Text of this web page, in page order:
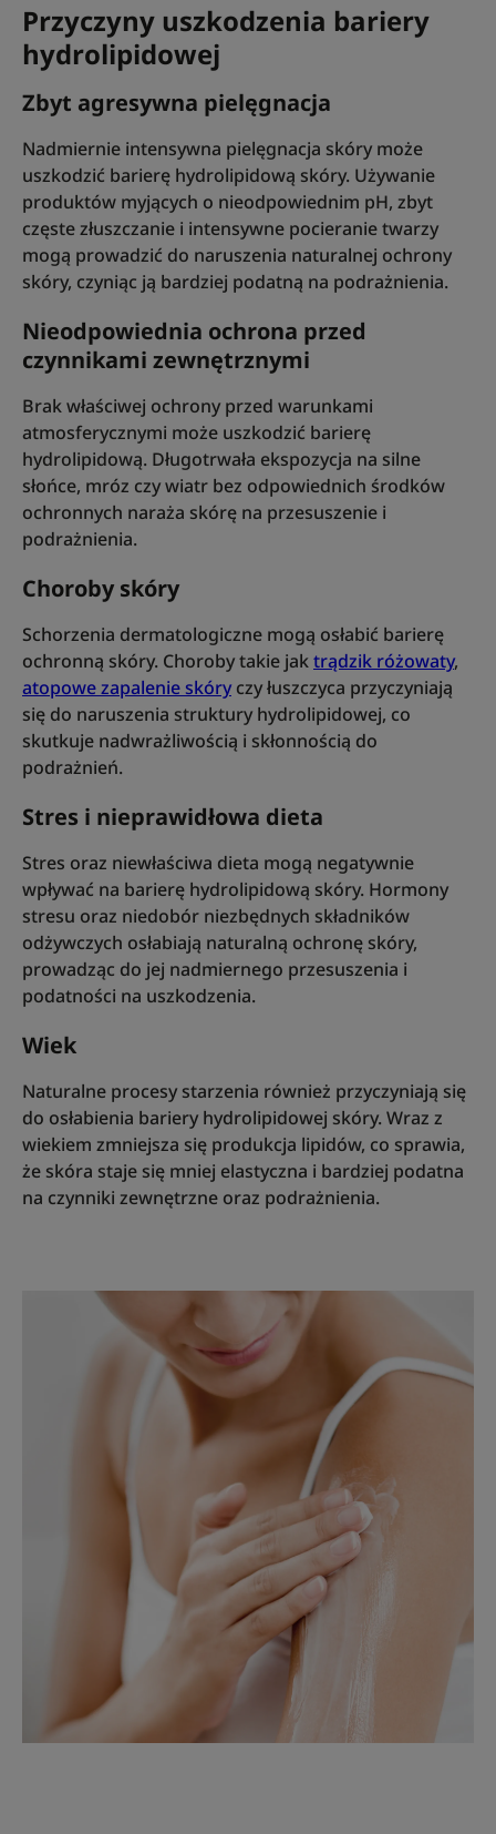
Przyczyny uszkodzenia bariery
hydrolipidowej
Zbyt agresywna pielęgnacja
Nadmiernie intensywna pielęgnacja skóry może
uszkodzić barierę hydrolipidową skóry. Używanie
produktów myjących o nieodpowiednim pH, zbyt
częste złuszczanie i intensywne pocieranie twarzy
mogą prowadzić do naruszenia naturalnej ochrony
skóry, czyniąc ją bardziej podatną na podrażnienia.
Nieodpowiednia ochrona przed
czynnikami zewnętrznymi
Brak właściwej ochrony przed warunkami
atmosferycznymi może uszkodzić barierę
hydrolipidową. Długotrwała ekspozycja na silne
słońce, mróz czy wiatr bez odpowiednich środków
ochronnych naraża skórę na przesuszenie i
podrażnienia.
Choroby skóry
Schorzenia dermatologiczne mogą osłabić barierę
ochronną skóry. Choroby takie jaktrądzik różowaty,
atopowe zapalenie skóryczy łuszczyca przyczyniają
się do naruszenia struktury hydrolipidowej, co
skutkuje nadwrażliwością i skłonnością do
podrażnień.
Stres i nieprawidłowa dieta
Stres oraz niewłaściwa dieta mogą negatywnie
wpływać na barierę hydrolipidową skóry. Hormony
stresu oraz niedobór niezbędnych składników
odżywczych osłabiają naturalną ochronę skóry,
prowadząc do jej nadmiernego przesuszenia i
podatności na uszkodzenia.
Wiek
Naturalne procesy starzenia również przyczyniają się
do osłabienia bariery hydrolipidowej skóry. Wraz z
wiekiem zmniejsza się produkcja lipidów, co sprawia,
że skóra staje się mniej elastyczna i bardziej podatna
na czynniki zewnętrzne oraz podrażnienia.